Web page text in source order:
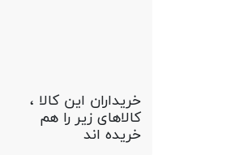
خریداران این کالا ،
کالاهای زیر را هم
خریده اند